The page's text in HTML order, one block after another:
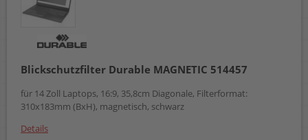
Blickschutzfilter Durable MAGNETIC 514457
für 14 Zoll Laptops, 16:9, 35,8cm Diagonale, Filterformat:
310x183mm (BxH), magnetisch, schwarz
Details